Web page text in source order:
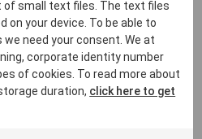
finns iVinstlistan.
of small text files. The text files
on your device. To be able to
need your consent. We at
corporate identity number
of cookies. To read more about
duration, click here to get